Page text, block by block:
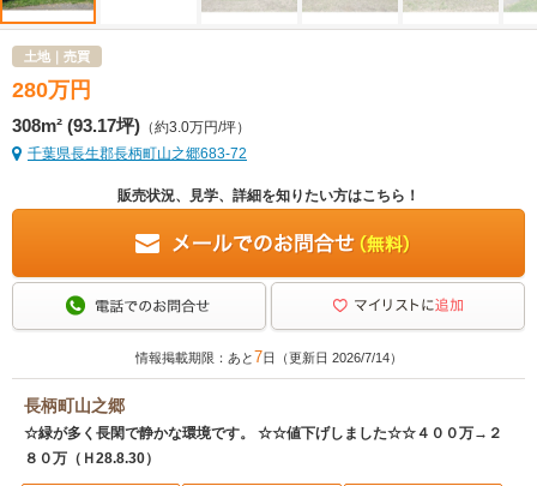
土地｜売買
280万 円
308m² (93.17坪) （約3.0万円/坪）
千葉県長生郡長柄町山之郷683-72
販売状況、見学、詳細を知りたい方はこちら！
情報掲載期限：あと7日（更新日 2026/7/14）
長柄町山之郷
☆緑が多く長閑で静かな環境です。 ☆☆値下げしました☆☆４００万→２
８０万（Ｈ28.8.30）